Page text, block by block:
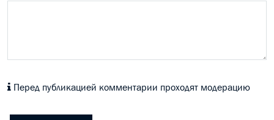
Перед публикацией комментарии проходят модерацию